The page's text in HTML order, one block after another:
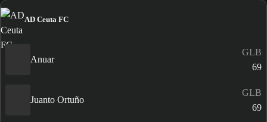
AD Ceuta FC
Anuar
GLB
69
Juanto Ortuño
GLB
69